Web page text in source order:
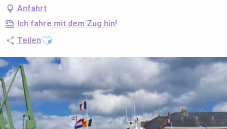
Anfahrt
Ich fahre mit dem Zug hin!
TeilenAjouter aux favoris